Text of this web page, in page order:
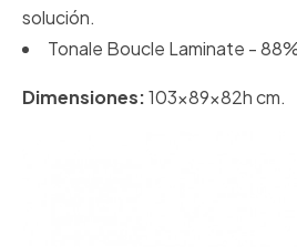
solución.
Tonale Boucle Laminate -
Dimensiones:103x89x82h cm.